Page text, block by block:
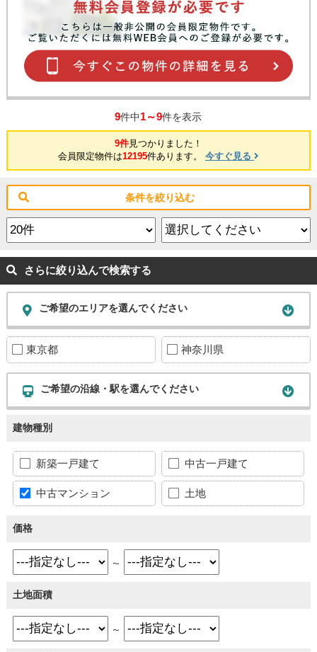
9件中1～9件を表示
9件見つかりました！
会員限定物件は12195件あります。 今すぐ見る
条件を絞り込む
さらに絞り込んで検索する
ご希望のエリアを選んでください
東京都 神奈川県
ご希望の沿線・駅を選んでください
建物種別
新築一戸建て 中古一戸建て
中古マンション 土地
価格
～
土地面積
～